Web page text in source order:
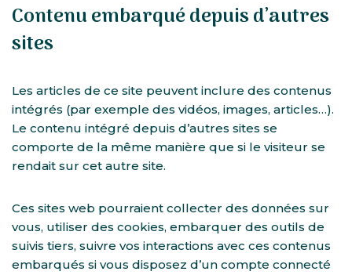
Contenu embarqué depuis d’autres
sites
Les articles de ce site peuvent inclure des contenus
intégrés (par exemple des vidéos, images, articles…).
Le contenu intégré depuis d’autres sites se
comporte de la même manière que si le visiteur se
rendait sur cet autre site.
Ces sites web pourraient collecter des données sur
vous, utiliser des cookies, embarquer des outils de
suivis tiers, suivre vos interactions avec ces contenus
embarqués si vous disposez d’un compte connecté